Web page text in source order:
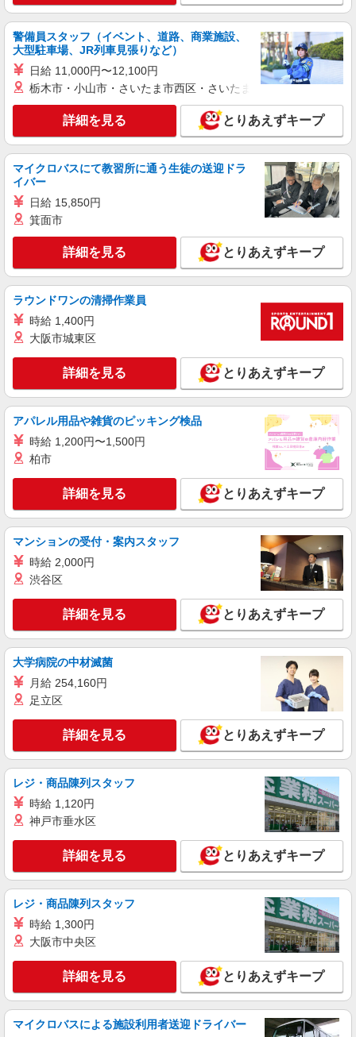
正社員
ALLSAINTS
［1］販売職（管理職）候補 ［2］販売スタッ
フ
［正社員］ ［1］年俸3,600,000円以上 ※年俸
を12分割し、毎月支給します。 ※直近の給与・ご
経験・スキル・能力を最大限考慮のうえ、給与を
決定します。 ※試用期間3か月（契約社員）／待
遇・給与に変更はありません。 ※深夜勤務手当・
時間外勤務手当は法令に基づき別途支給します。
※交通費全額支給（会社規定による／経済的最短
不安な方も、まずはお気軽にご相談ください。」
［2］月給220,000円〜300,000円 ※経験・能力・
月後（同条件）
千葉県木更津市金田東3-1-426 三井アウトレ
ットパーク 木更津
キープ 詳細を見る
アルバイト パート
DIESEL OUTLET木更津
ショップスタッフ
時給：1,400円〜（学生アルバイトの方） ★繁
忙期は時給アップあり！
DIESEL OUTLET木更津 （千葉県木更津市金
田東3-1-1 三井アウトレットパーク 木更津） ★
DIESEL OUTLET 木更津
ショップスタッフ（未経験OK）
月給225,000円〜285,000円 （経験・能力によ
る） ※試用期間3ヶ月（条件は同様） 【給与例】
月給255,000円 別途、残業代全額支給 (社会人経
験2年、アパレル経験あり)
DIESEL OUTLET 木更津 （千葉県木更津市金
田東3-1-1 三井アウトレットパーク木更津） ★マ
イカー通勤OK！ 【受動喫煙防止対策】 屋内原則
禁煙（喫煙室あり）
キープ 詳細を見る
正社員
Spick＆Span／JOURNAL STANDARD／EDIFICE／IENA OUTLET
STORE
販売スタッフ
［正社員］ 月給301,000円以上 固定残業時間
（トータル） 17時間/月 残業代 2万9,600円 研修中
月給301,000円以上 (研修期間3 ヶ月 習熟度により
変動) 研修中 固定残業時間（トータル） 17時間/月
含む。 ・給与に固定残業代（17h/月）含む。 └
超過分は別途支給 ・残業時間は月平均3時間程
度。 ≪別途支給≫ ◇賞与年1回 ◇諸手当あり ◇
昇給あり ※給与は前職を参考にご経験・スキルに
応じて決定。
千葉県木更津市金田東3-1-3 三井アウトレッ
詳細を見る
MARNI
販売スタッフ
［正社員］月給248,000円〜290,000円 ※試用
期間（3ヶ月間）：時給1,300円 ※経験・能力によ
千葉県木更津市金田東3-1-2 三井アウトレッ
トパーク 木更津
キープ 詳細を見る
アルバイト パート
Mitsumine
［アルバイト・パート］時給1,270円〜 【諸手
当】 ・販売奨励金（店舗目標達成時/2,000円〜
5,000円） 店舗全体の売上目標を達成すると販売
奨励金が支給されます。 ※個人ごとにも目標が設
定されますが、店舗全体で目標を達成するための
千葉県木更津市金田東3-1-4 三井アウトレッ
トパーク 木更津
警備員スタッフ（イベント、道路、商業施設、
大型駐車場、JR列車見張りなど）
日給 11,000円〜12,100円
栃木市・小山市・さいたま市西区・さいたま市岩槻区・久喜市・
詳細を見る とりあえずキープ
マイクロバスにて教習所に通う生徒の送迎ドラ
イバー
日給 15,850円
箕面市
詳細を見る とりあえずキープ
ラウンドワンの清掃作業員
時給 1,400円
大阪市城東区
詳細を見る とりあえずキープ
アパレル用品や雑貨のピッキング検品
時給 1,200円〜1,500円
柏市
詳細を見る とりあえずキープ
マンションの受付・案内スタッフ
時給 2,000円
渋谷区
詳細を見る とりあえずキープ
大学病院の中材滅菌
月給 254,160円
足立区
詳細を見る とりあえずキープ
レジ・商品陳列スタッフ
時給 1,120円
神戸市垂水区
詳細を見る とりあえずキープ
レジ・商品陳列スタッフ
時給 1,300円
大阪市中央区
詳細を見る とりあえずキープ
マイクロバスによる施設利用者送迎ドライバー